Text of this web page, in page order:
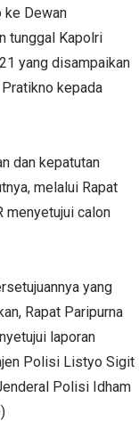
ke Dewan
tunggal Kapolri
yang disampaikan
kepada
dan kepatutan
melalui Rapat
menyetujui calon
yang
Rapat Paripurna
laporan
Polisi Listyo Sigit
Polisi Idham